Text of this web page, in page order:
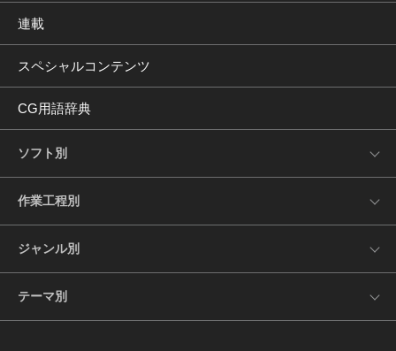
連載
スペシャルコンテンツ
CG用語辞典
ソフト別
作業工程別
ジャンル別
テーマ別